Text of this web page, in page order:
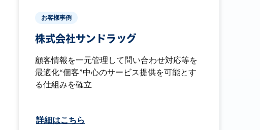
お客様事例
株式会社サンドラッグ
顧客情報を一元管理して問い合わせ対応等を
最適化“個客”中心のサービス提供を可能とす
る仕組みを確立
詳細はこちら